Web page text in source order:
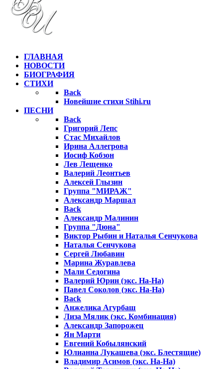
ГЛАВНАЯ
НОВОСТИ
БИОГРАФИЯ
СТИХИ
Back
Новейшие стихи Stihi.ru
ПЕСНИ
Back
Григорий Лепс
Стас Михайлов
Ирина Аллегрова
Иосиф Кобзон
Лев Лещенко
Валерий Леонтьев
Алексей Глызин
Группа "МИРАЖ"
Александр Маршал
Back
Александр Малинин
Группа "Дюна"
Виктор Рыбин и Наталья Сенчукова
Наталья Сенчукова
Сергей Любавин
Марина Журавлева
Мали Седогина
Валерий Юрин (экс. На-На)
Павел Соколов (экс. На-На)
Back
Анжелика Агурбаш
Лиза Мялик (экс. Комбинация)
Александр Запорожец
Ян Марти
Евгений Кобылянский
Юлианна Лукашева (экс. Блестящие)
Владимир Асимов (экс. На-На)